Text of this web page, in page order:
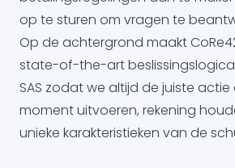
op te sturen om vragen te
Op de achtergrond maakt
state-of-the-art
SAS zodat we altijd de juiste
moment uitvoeren, rekening
unieke karakteristieken van de